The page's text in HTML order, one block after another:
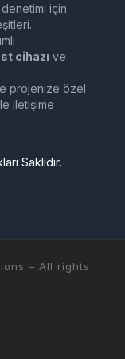
için
cihazı ve
projenize özel
iletişime
Saklıdır.
– All rights